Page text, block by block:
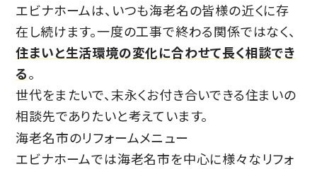
エビナホームは、いつも海老名の皆様の近くに存
在し続けます。一度の工事で終わる関係ではなく、
住まいと生活環境の変化に合わせて長く相談でき
る。
世代をまたいで、末永くお付き合いできる住まいの
相談先でありたいと考えています。
海老名市のリフォームメニュー
エビナホームでは海老名市を中心に様々なリフォ